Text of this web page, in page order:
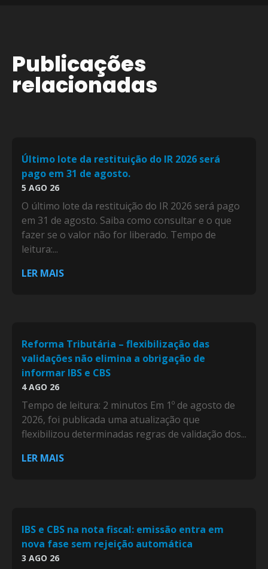
Publicações
relacionadas
Último lote da restituição do IR 2026 será
pago em 31 de agosto.
5 AGO 26
O último lote da restituição do IR 2026 será pago
em 31 de agosto. Saiba como consultar e o que
fazer se o valor não for liberado. Tempo de
leitura:...
LER MAIS
Reforma Tributária – flexibilização das
validações não elimina a obrigação de
informar IBS e CBS
4 AGO 26
Tempo de leitura: 2 minutos Em 1º de agosto de
2026, foi publicada uma atualização que
flexibilizou determinadas regras de validação dos...
LER MAIS
IBS e CBS na nota fiscal: emissão entra em
nova fase sem rejeição automática
3 AGO 26